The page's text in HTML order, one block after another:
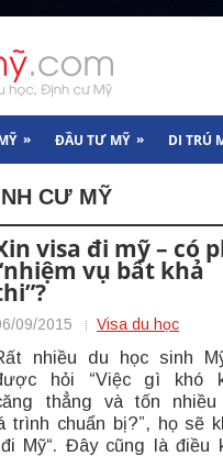
» ĐẦU TƯ MỸ » DI TRÚ
CƯ MỸ
visa đi mỹ – có
vụ bất khả
09/2015 Visa du học
nhiều du học sinh
hỏi “Việc gì khó
thẳng và tốn
chuẩn bị?”, họ sẽ
Mỹ“. Đây cũng là điều